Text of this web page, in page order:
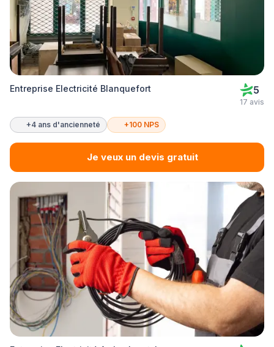
Entreprise Electricité Blanquefort 5
17 avis
+4 ans d'ancienneté +100 NPS
Je veux un devis gratuit